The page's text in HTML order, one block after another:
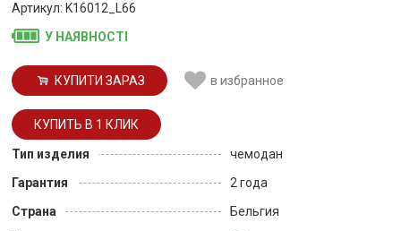
Артикул: K16012_L66
У НАЯВНОСТІ
КУПИТИ ЗАРАЗ в избранное
Тип изделия
чемодан
Гарантия
2 года
Страна
Бельгия